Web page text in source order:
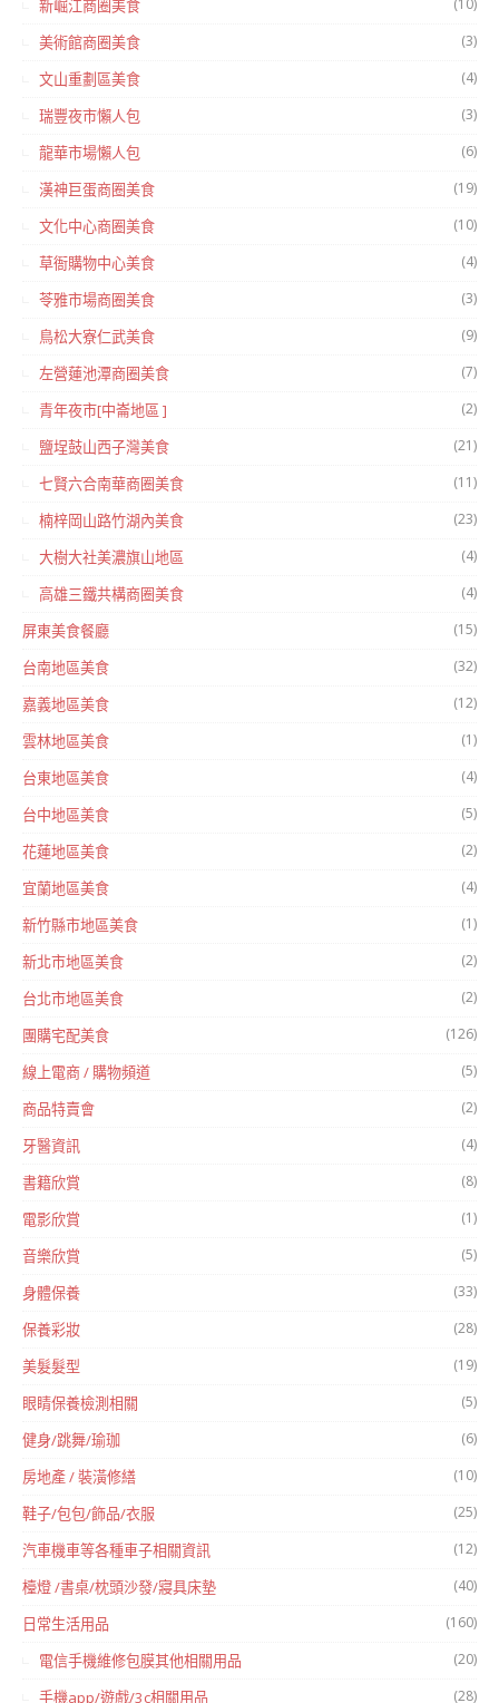
新崛江商圈美食
美術館商圈美食 (3)
文山重劃區美食 (4)
瑞豐夜市懶人包 (3)
龍華市場懶人包 (6)
漢神巨蛋商圈美食 (19)
文化中心商圈美食 (10)
草衙購物中心美食 (4)
苓雅市場商圈美食 (3)
鳥松大寮仁武美食 (9)
左營蓮池潭商圈美食 (7)
青年夜市[中崙地區 ] (2)
鹽埕鼓山西子灣美食 (21)
七賢六合南華商圈美食 (11)
楠梓岡山路竹湖內美食 (23)
大樹大社美濃旗山地區 (4)
高雄三鐵共構商圈美食 (4)
屏東美食餐廳 (15)
台南地區美食 (32)
嘉義地區美食 (12)
雲林地區美食 (1)
台東地區美食 (4)
台中地區美食 (5)
花蓮地區美食 (2)
宜蘭地區美食 (4)
新竹縣市地區美食 (1)
新北市地區美食 (2)
台北市地區美食 (2)
團購宅配美食 (126)
線上電商 / 購物頻道 (5)
商品特賣會 (2)
牙醫資訊 (4)
書籍欣賞 (8)
電影欣賞 (1)
音樂欣賞 (5)
身體保養 (33)
保養彩妝 (28)
美髮髮型 (19)
眼睛保養檢測相關 (5)
健身/跳舞/瑜珈 (6)
房地產 / 裝潢修繕 (10)
鞋子/包包/飾品/衣服 (25)
汽車機車等各種車子相關資訊 (12)
檯燈 /書桌/枕頭沙發/寢具床墊 (40)
日常生活用品 (160)
電信手機維修包膜其他相關用品 (20)
手機app/遊戲/3c相關用品 (28)